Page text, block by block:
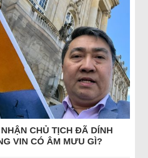
CHỦ TỊCH ĐÃ DÍNH
VIN CÓ ÂM MƯU GÌ?